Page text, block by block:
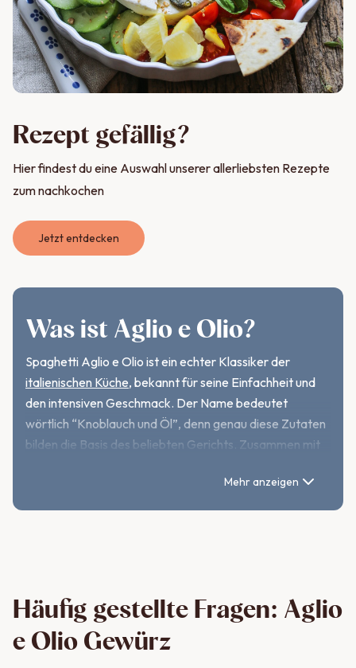
Rezept gefällig?
Hier findest du eine Auswahl unserer allerliebsten Rezepte
zum nachkochen
Jetzt entdecken
Was ist Aglio e Olio?
Spaghetti Aglio e Olio ist ein echter Klassiker der
italienischen Küche, bekannt für seine Einfachheit und
den intensiven Geschmack. Der Name bedeutet
wörtlich “Knoblauch und Öl”, denn genau diese Zutaten
bilden die Basis des beliebten Gerichts. Zusammen mit
das Aglio Olio Gewürz sein volles Aroma und bringt
mediterrane Leichtigkeit in deine Küche. Das Aglio Olio
Die Geschichte und
Mehr anzeigen
Häufig gestellte Fragen: Aglio
e Olio Gewürz